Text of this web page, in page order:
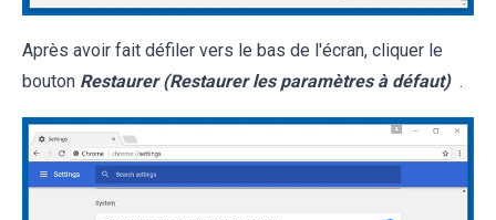
Après avoir fait défiler vers le bas de l'écran, cliquer le
bouton Restaurer (Restaurer les paramètres à défaut) .